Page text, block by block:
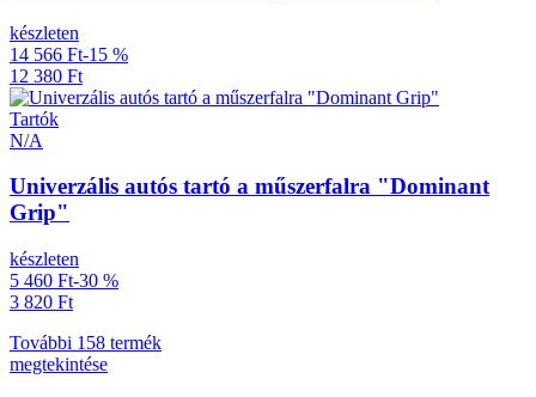
készleten
14 566 Ft-15 %
12 380 Ft
Tartók
N/A
Univerzális autós tartó a műszerfalra "Dominant
Grip"
készleten
5 460 Ft-30 %
3 820 Ft
További 158 termék
megtekintése